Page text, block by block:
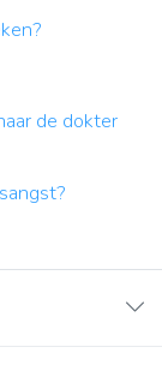
de dokter